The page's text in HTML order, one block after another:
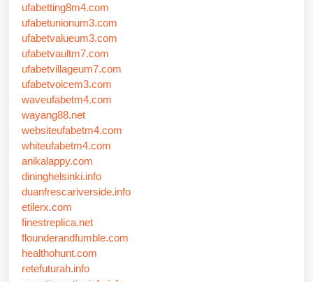
ufabetting8m4.com
ufabetunionum3.com
ufabetvalueum3.com
ufabetvaultm7.com
ufabetvillageum7.com
ufabetvoicem3.com
waveufabetm4.com
wayang88.net
websiteufabetm4.com
whiteufabetm4.com
anikalappy.com
dininghelsinki.info
duanfrescariverside.info
etilerx.com
finestreplica.net
flounderandfumble.com
healthohunt.com
retefuturah.info